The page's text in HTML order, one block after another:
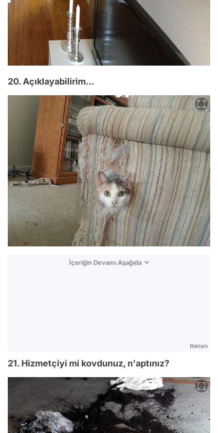
20. Açıklayabilirim...
İçeriğin Devamı Aşağıda
Reklam
21. Hizmetçiyi mi kovdunuz, n'aptınız?